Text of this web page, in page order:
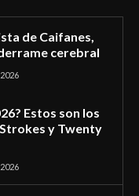
de Caifanes,
cerebral
Estos son los
y Twenty